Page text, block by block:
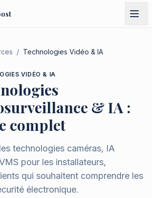
/ Technologies Vidéo & IA
VIDÉO & IA
& IA :
complet
technologies caméras, IA
pour les installateurs,
qui souhaitent comprendre les
électronique.